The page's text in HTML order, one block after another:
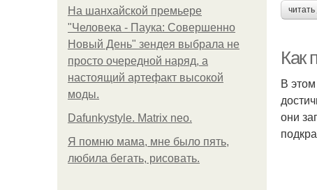
На шанхайской премьере
"Человека - Паука: Совершенно
Новый День" зендея выбрала не
просто очередной наряд, а
настоящий артефакт высокой
моды.
Dafunkystyle. Matrix neo.
Я помню мама, мне было пять,
любила бегать, рисовать.
Как
В
они